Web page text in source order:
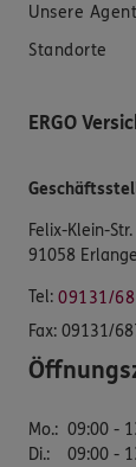
Unsere
Standorte
ERGO
Felix-Klein-Str.
91058
Tel: 09131/
Fax: 09131/
Mo.: 09:00 -
Di.:
09:00 -